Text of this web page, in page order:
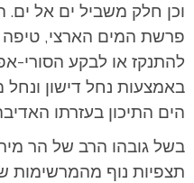
וכן חלק משביל ים אל ים.
פרשת המים הארצי,
להתנקז או לבקע הסורי-
באמצעות נחל דישון
הים התיכון בעזרתו
בשל גובהו הרב של הר
תצפיות נוף מהמרשימות